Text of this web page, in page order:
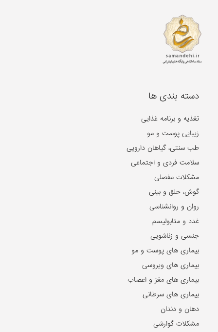
دسته بندی ها
تغذیه و برنامه غذایی
زیبایی پوست و مو
طب سنتی، گیاهان دارویی
سلامت فردی و اجتماعی
مشکلات مفصلی
گوش، حلق و بینی
روان و روانشناسی
غدد و متابولیسم
جنسی و زناشویی
بیماری های پوست و مو
بیماری های ویروسی
بیماری های مغز و اعصاب
بیماری های سرطانی
دهان و دندان
مشکلات گوارشی